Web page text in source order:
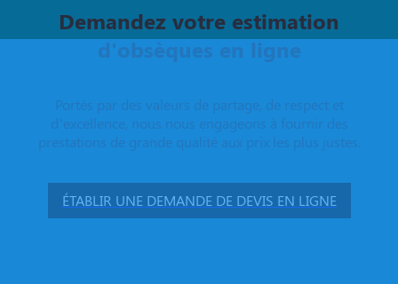
Demandez votre estimation
d'obsèques en ligne
Portés par des valeurs de partage, de respect et
d’excellence, nous nous engageons à fournir des
prestations de grande qualité aux prix les plus justes.
ÉTABLIR UNE DEMANDE DE DEVIS EN LIGNE